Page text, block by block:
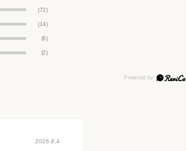
(72)
(14)
(6)
(2)
2026.8.4